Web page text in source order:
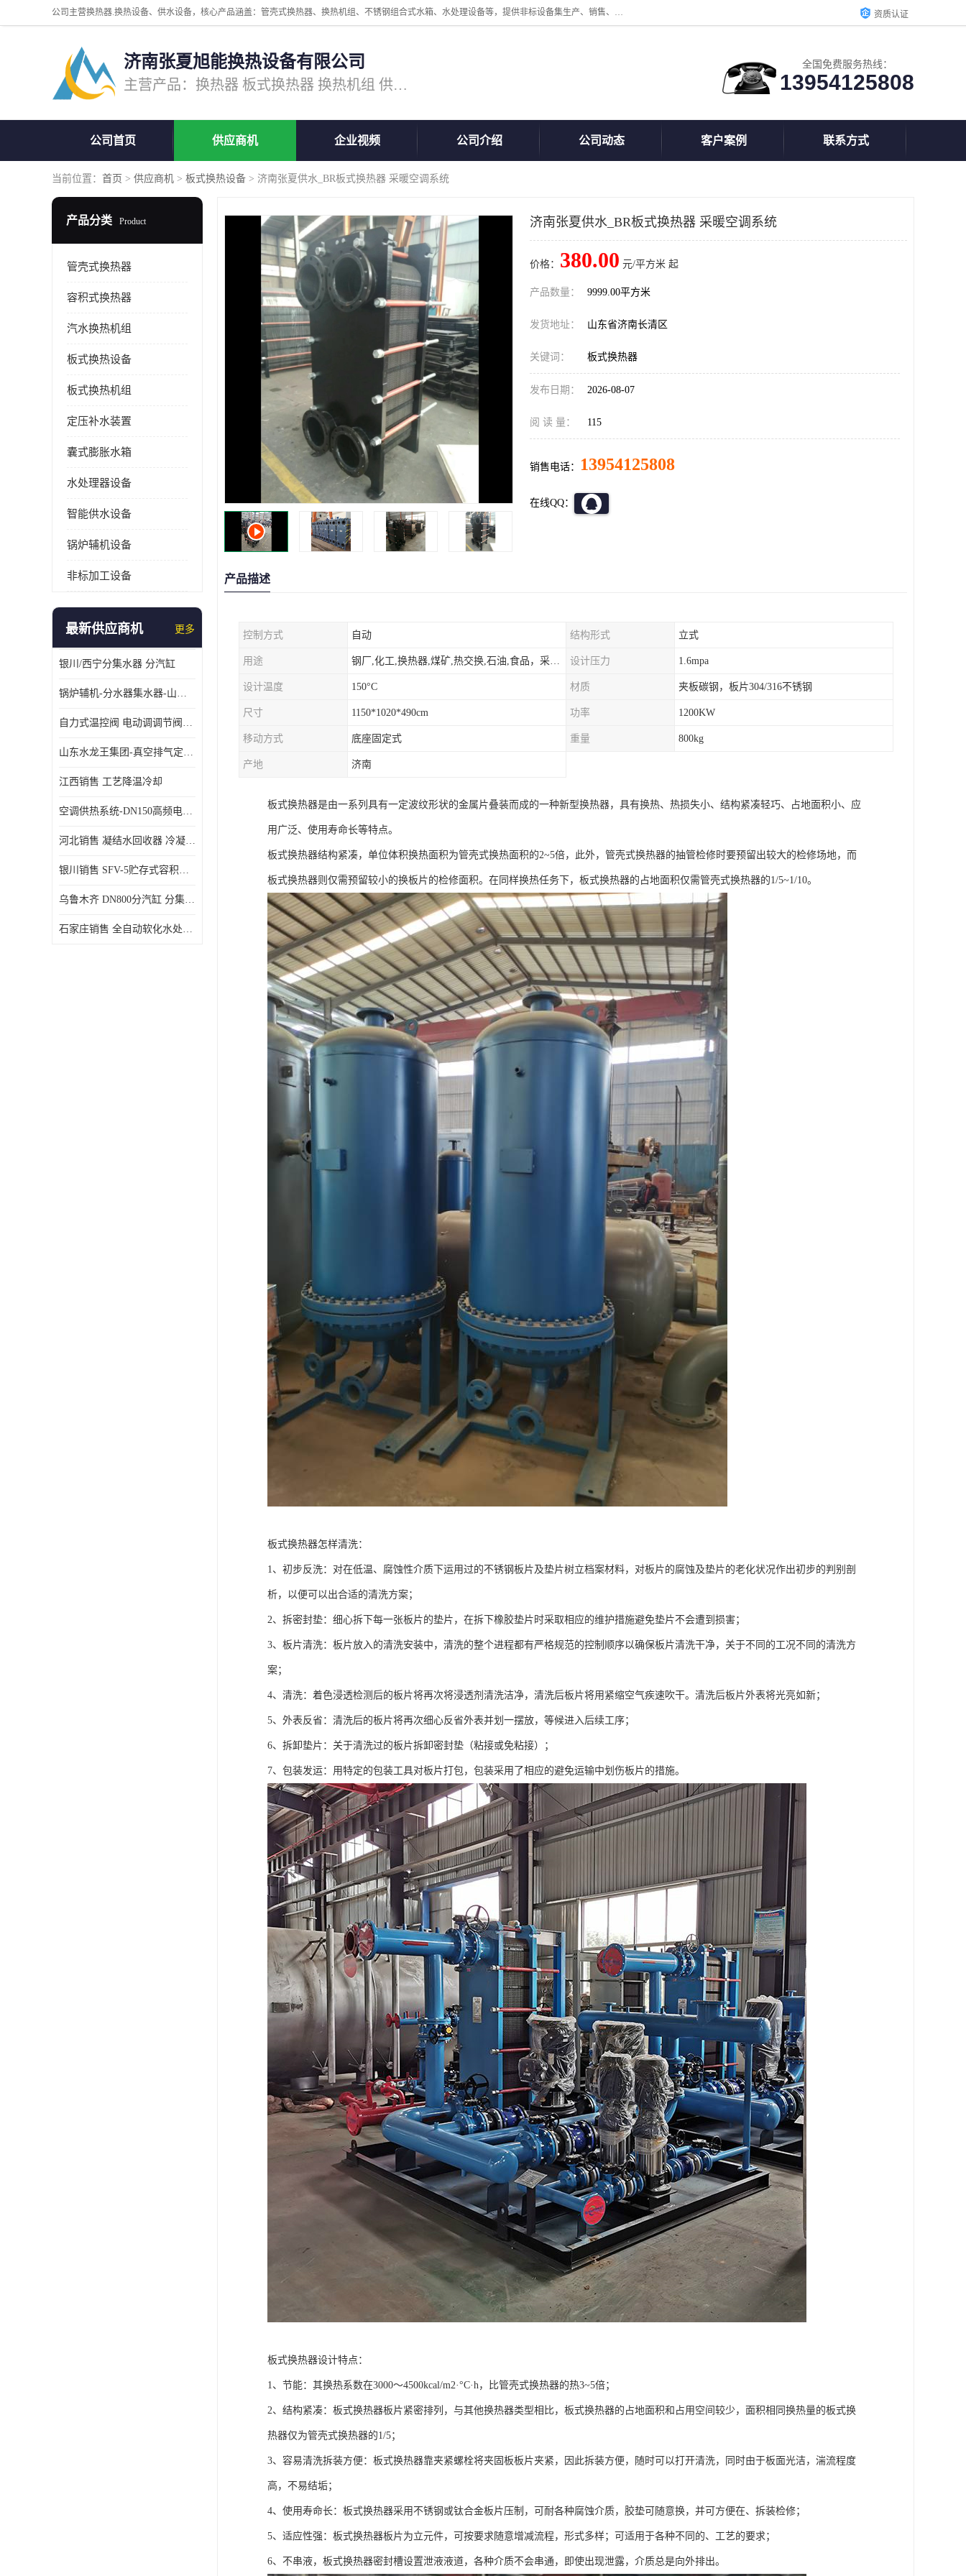
公司主营换热器.换热设备、供水设备，核心产品涵盖：管壳式换热器、换热机组、不锈钢组合式水箱、水处理设备等，提供非标设备集生产、销售、安装一体化服务，可满足全国酒店、学校、医院、商业综合体、工业项目等多场景换热与供水需求。 资质认证
济南张夏旭能换热设备有限公司
主营产品：换热器 板式换热器 换热机组 供水设备 水处理设备
全国免费服务热线：
13954125808
公司首页 供应商机 企业视频 公司介绍 公司动态 客户案例 联系方式
当前位置： 首页 > 供应商机 > 板式换热设备 > 济南张夏供水_BR板式换热器 采暖空调系统
产品分类 Product
管壳式换热器
容积式换热器
汽水换热机组
板式换热设备
板式换热机组
定压补水装置
囊式膨胀水箱
水处理器设备
智能供水设备
锅炉辅机设备
非标加工设备
最新供应商机 更多
银川/西宁分集水器 分汽缸
锅炉辅机-分水器集水器-山东龙源供热设备
自力式温控阀 电动调调节阀温控阀-济南张夏水暖设备
山东水龙王集团-真空排气定压机组
江西销售 工艺降温冷却
空调供热系统-DN150高频电子水除垢仪
河北销售 凝结水回收器 冷凝水回收器
银川销售 SFV-5贮存式容积式换热器
乌鲁木齐 DN800分汽缸 分集水器
石家庄销售 全自动软化水处理器
济南张夏供水_BR板式换热器 采暖空调系统
价格： 380.00 元/平方米 起
产品数量： 9999.00平方米
发货地址： 山东省济南长清区
关键词： 板式换热器
发布日期： 2026-08-07
阅 读 量： 115
销售电话： 13954125808
在线QQ：
产品描述
控制方式 自动 结构形式 立式
用途 钢厂,化工,换热器,煤矿,热交换,石油,食品，采暖.供热.空调。 设计压力 1.6mpa
设计温度 150°C 材质 夹板碳钢，板片304/316不锈钢
尺寸 1150*1020*490cm 功率 1200KW
移动方式 底座固定式 重量 800kg
产地 济南
板式换热器是由一系列具有一定波纹形状的金属片叠装而成的一种新型换热器，具有换热、热损失小、结构紧凑轻巧、占地面积小、应
用广泛、使用寿命长等特点。
板式换热器结构紧凑，单位体积换热面积为管壳式换热面积的2~5倍，此外，管壳式换热器的抽管检修时要预留出较大的检修场地，而
板式换热器则仅需预留较小的换板片的检修面积。在同样换热任务下，板式换热器的占地面积仅需管壳式换热器的1/5~1/10。
板式换热器怎样清洗：
1、初步反洗：对在低温、腐蚀性介质下运用过的不锈钢板片及垫片树立档案材料，对板片的腐蚀及垫片的老化状况作出初步的判别剖
析，以便可以出合适的清洗方案；
2、拆密封垫：细心拆下每一张板片的垫片，在拆下橡胶垫片时采取相应的维护措施避免垫片不会遭到损害；
3、板片清洗：板片放入的清洗安装中，清洗的整个进程都有严格规范的控制顺序以确保板片清洗干净，关于不同的工况不同的清洗方
案；
4、清洗：着色浸透检测后的板片将再次将浸透剂清洗洁净，清洗后板片将用紧缩空气疾速吹干。清洗后板片外表将光亮如新；
5、外表反省：清洗后的板片将再次细心反省外表并划一摆放，等候进入后续工序；
6、拆卸垫片：关于清洗过的板片拆卸密封垫（粘接或免粘接）；
7、包装发运：用特定的包装工具对板片打包，包装采用了相应的避免运输中划伤板片的措施。
板式换热器设计特点：
1、节能：其换热系数在3000～4500kcal/m2·°C·h，比管壳式换热器的热3~5倍；
2、结构紧凑：板式换热器板片紧密排列，与其他换热器类型相比，板式换热器的占地面积和占用空间较少，面积相同换热量的板式换
热器仅为管壳式换热器的1/5；
3、容易清洗拆装方便：板式换热器靠夹紧螺栓将夹固板板片夹紧，因此拆装方便，随时可以打开清洗，同时由于板面光洁，湍流程度
高，不易结垢；
4、使用寿命长：板式换热器采用不锈钢或钛合金板片压制，可耐各种腐蚀介质，胶垫可随意换，并可方便在、拆装检修；
5、适应性强：板式换热器板片为立元件，可按要求随意增减流程，形式多样；可适用于各种不同的、工艺的要求；
6、不串液，板式换热器密封槽设置泄液液道，各种介质不会串通，即使出现泄露，介质总是向外排出。